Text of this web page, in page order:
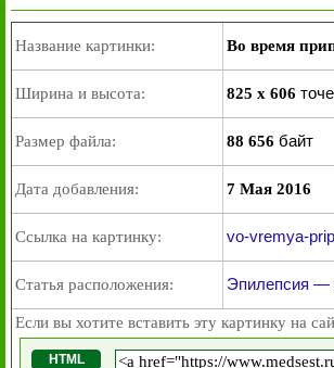
Название картинки: Во время
Ширина и высота: 825 x 606
Размер файла: 88 656 байт
Дата добавления: 7 Мая 2016
Ссылка на картинку: vo-vremya-
Статья расположения: Эпилепсия —
Если вы хотите вставить эту картинку на
HTML